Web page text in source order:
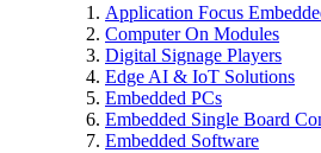
Application Focus
Computer On Modules
Digital Signage Players
Edge AI & IoT Solutions
Embedded PCs
Embedded Single Board
Embedded Software